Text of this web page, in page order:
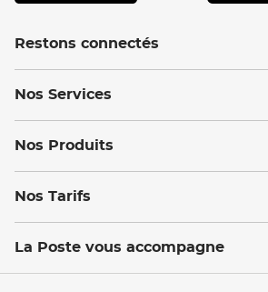
Restons connectés
Nos Services
Nos Produits
Nos Tarifs
La Poste vous accompagne